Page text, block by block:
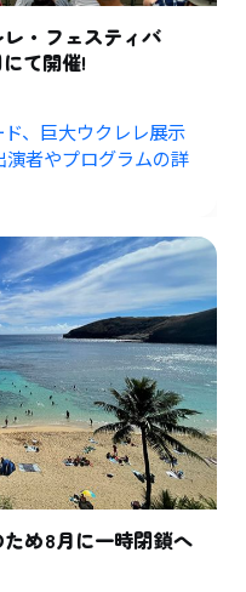
・フェスティバ
て開催!
、巨大ウクレレ展示
演者やプログラムの詳
め8月に一時閉鎖へ